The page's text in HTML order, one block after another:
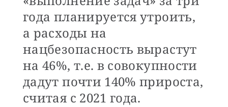
года планируется утроить,
а расходы на
нацбезопасность вырастут
на 46%, т.е. в совокупности
дадут почти 140% прироста,
считая с 2021 года.